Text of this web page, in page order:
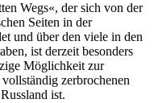
Wegs«, der sich von der
Seiten in der
und über den viele in den
ist derzeit besonders
Möglichkeit zur
zerbrochenen
ist.